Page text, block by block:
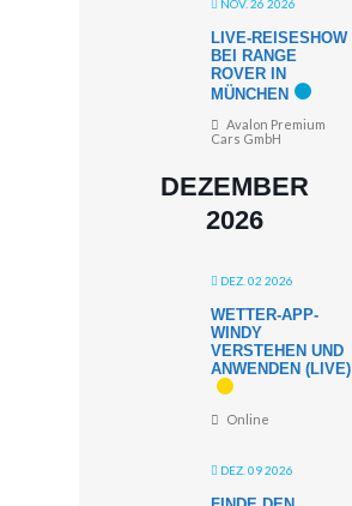
NOV. 26 2026
LIVE-REISESHOW
BEI RANGE
ROVER IN
MÜNCHEN
Avalon Premium
Cars GmbH
DEZEMBER
2026
DEZ. 02 2026
WETTER-APP-
WINDY
VERSTEHEN UND
ANWENDEN (LIVE)
Online
DEZ. 09 2026